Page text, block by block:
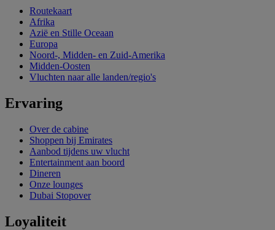
Routekaart
Afrika
Azië en Stille Oceaan
Europa
Noord-, Midden- en Zuid-Amerika
Midden-Oosten
Vluchten naar alle landen/regio's
Ervaring
Over de cabine
Shoppen bij Emirates
Aanbod tijdens uw vlucht
Entertainment aan boord
Dineren
Onze lounges
Dubai Stopover
Loyaliteit